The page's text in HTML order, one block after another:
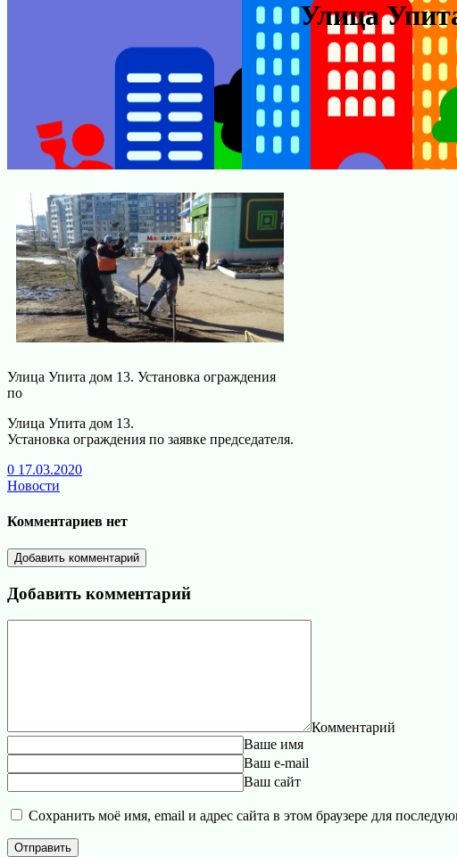
Улица
Улица Упита дом 13. Установка ограждения
по
Улица Упита дом 13.
Установка ограждения по заявке председателя.
0 17.03.2020
Новости
Комментариев нет
Добавить комментарий
Добавить комментарий
Комментарий
Ваше имя
Ваш e-mail
Ваш сайт
Сохранить моё имя, email и адрес сайта в этом браузере для